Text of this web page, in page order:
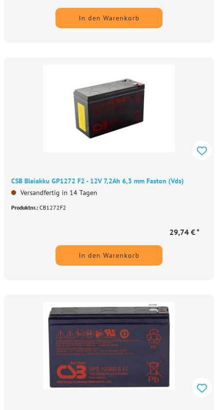
In den Warenkorb
CSB Bleiakku GP1272 F2 - 12V 7,2Ah 6,3 mm Faston (Vds)
Versandfertig in 14 Tagen
Produktnr.: CB1272F2
29,74 € *
In den Warenkorb